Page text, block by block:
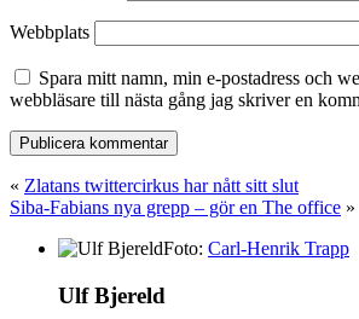
Webbplats
Spara mitt namn, min e-postadress och
webbläsare till nästa gång jag skriver en
« Zlatans twittercirkus har nått sitt slut
Siba-Fabians nya grepp – gör en The office »
Foto: Carl-Henrik Trapp
Ulf Bjereld